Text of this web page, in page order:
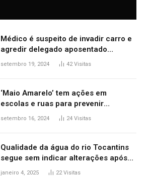
Médico é suspeito de invadir carro e
agredir delegado aposentado
durante confusão no trânsito
setembro 19, 2024 42Visitas
‘Maio Amarelo’ tem ações em
escolas e ruas para prevenir
acidentes no trânsito no AP
setembro 16, 2024 24 Visitas
Qualidade da água do rio Tocantins
segue sem indicar alterações após
desabamento da ponte entre MA e
janeiro 4, 2025 22Visitas